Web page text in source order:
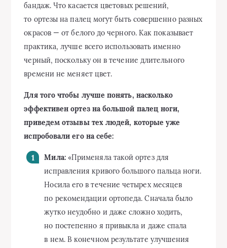
бандаж. Что касается цветовых решений,
то ортезы на палец могут быть совершенно разных
окрасов — от белого до черного. Как показывает
практика, лучше всего использовать именно
черный, поскольку он в течение длительного
времени не меняет цвет.
Для того чтобы лучше понять, насколько
эффективен ортез на большой палец ноги,
приведем отзывы тех людей, которые уже
испробовали его на себе:
Мила:«Применяла такой ортез для
исправления кривого большого пальца ноги.
Носила его в течение четырех месяцев
по рекомендации ортопеда. Сначала было
жутко неудобно и даже сложно ходить,
но постепенно я привыкла и даже спала
в нем. В конечном результате улучшения